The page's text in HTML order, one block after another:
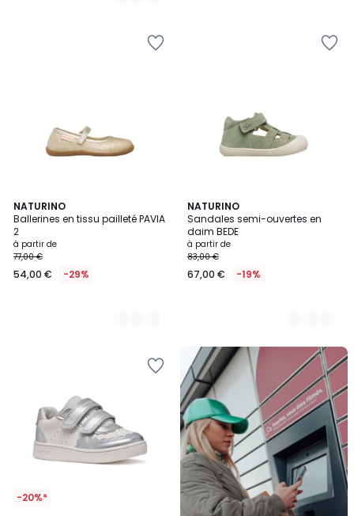
NATURINO
Ballerines en tissu pailleté PAVIA
2
à partir de
77,00 €
54,00 € -29%
2
Couleurs
NATURINO
Sandales semi-ouvertes en
daim BEDE
à partir de
83,00 €
67,00 € -19%
2
Couleurs
-20%*
Nouveau
Livraison
en
Locker
Mondial
Relay